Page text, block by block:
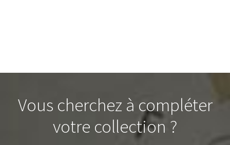
Vous cherchez à compléter
votre collection ?